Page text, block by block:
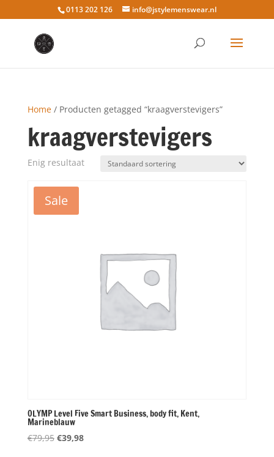
0113 202 126 info@jstylemenswear.nl
Home/ Producten getagged “kraagverstevigers”
kraagverstevigers
Enig resultaat
Sale
OLYMP Level Five Smart Business, body fit, Kent,
Marineblauw
€79,95 Oorspronkelijke
€39,98Huidige